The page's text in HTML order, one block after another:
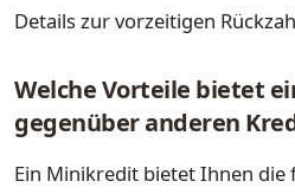
Details zur vorzeitigen
Welche Vorteile bietet
gegenüber anderen
Ein Minikredit bietet Ihnen die